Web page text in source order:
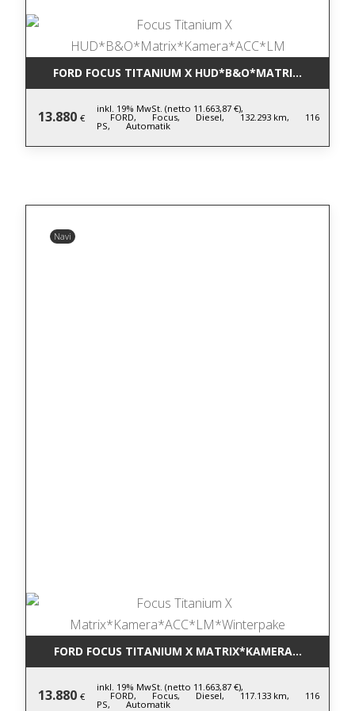
FORD FOCUS TITANIUM X
13.880 €
inkl. 19% MwSt. (netto 11.663,87 €),
FORD, Focus, Diesel, 132.293 km, 116
PS, Automatik
Navi
FORD FOCUS TITANIUM X
13.880 €
inkl. 19% MwSt. (netto 11.663,87 €),
FORD, Focus, Diesel, 117.133 km, 116
PS, Automatik